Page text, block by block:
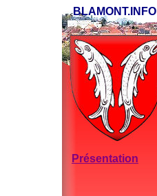
BLAMONT.INFO
Présentation